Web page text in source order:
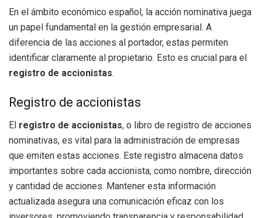
En el ámbito económico español, la acción nominativa juega
un papel fundamental en la gestión empresarial. A
diferencia de las acciones al portador, estas permiten
identificar claramente al propietario. Esto es crucial para el
registro de accionistas.
Registro de accionistas
El registro de accionistas, o libro de registro de acciones
nominativas, es vital para la administración de empresas
que emiten estas acciones. Este registro almacena datos
importantes sobre cada accionista, como nombre, dirección
y cantidad de acciones. Mantener esta información
actualizada asegura una comunicación eficaz con los